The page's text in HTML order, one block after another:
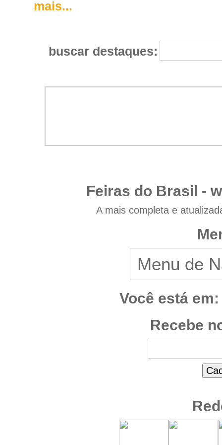
mais...
buscar destaques:
Feiras do Brasil -
A mais completa e
Você está em:
Recebe